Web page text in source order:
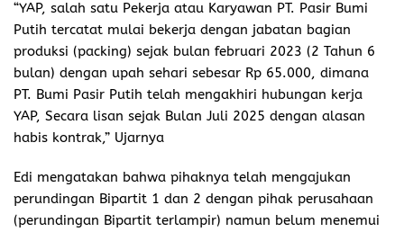
“YAP, salah satu Pekerja atau Karyawan PT. Pasir Bumi
Putih tercatat mulai bekerja dengan jabatan bagian
produksi (packing) sejak bulan februari 2023 (2 Tahun 6
bulan) dengan upah sehari sebesar Rp 65.000, dimana
PT. Bumi Pasir Putih telah mengakhiri hubungan kerja
YAP, Secara lisan sejak Bulan Juli 2025 dengan alasan
habis kontrak,” Ujarnya
Edi mengatakan bahwa pihaknya telah mengajukan
perundingan Bipartit 1 dan 2 dengan pihak perusahaan
(perundingan Bipartit terlampir) namun belum menemui